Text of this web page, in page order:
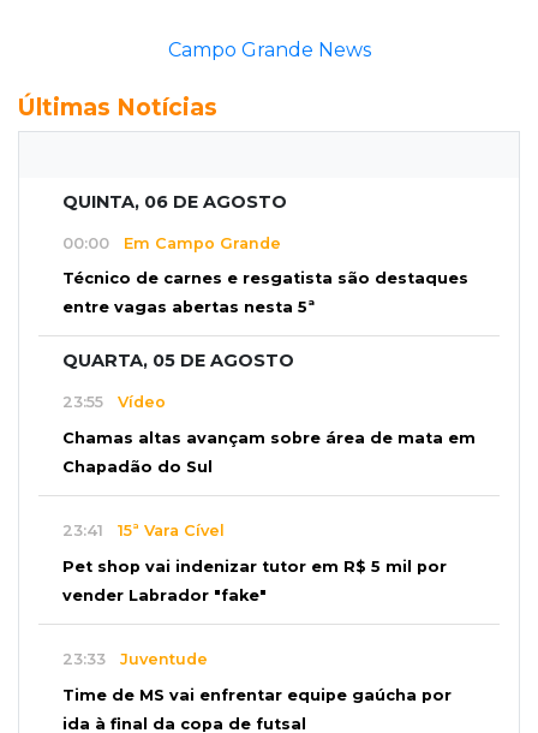
Campo Grande News
Últimas Notícias
QUINTA, 06 DE AGOSTO
00:00 Em Campo Grande
Técnico de carnes e resgatista são destaques
entre vagas abertas nesta 5ª
QUARTA, 05 DE AGOSTO
23:55 Vídeo
Chamas altas avançam sobre área de mata em
Chapadão do Sul
23:41 15ª Vara Cível
Pet shop vai indenizar tutor em R$ 5 mil por
vender Labrador "fake"
23:33 Juventude
Time de MS vai enfrentar equipe gaúcha por
ida à final da copa de futsal